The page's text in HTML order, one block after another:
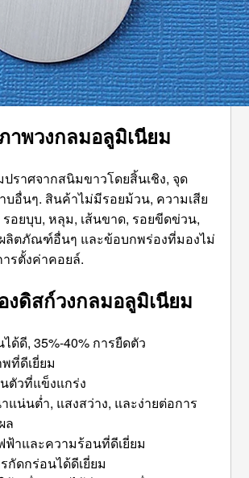
พวงกลมอลูมิเนียม
ราศจากสนิมขาวโดยสิ้นเชิง, จุด
บอื่นๆ. สินค้าไม่มีรอยม้วน, ความเสีย
อยบุบ, หลุม, เส้นขาด, รอยขีดข่วน,
ลิตภัณฑ์อื่นๆ และข้อบกพร่องที่มองไม่
รตั้งค่าคอยล์.
ดิสก์วงกลมอลูมิเนียม
ด้ดี, 35%-40% การยืดตัว
ที่ดีเยี่ยม
ตัวที่แข็งแกร่ง
แน่นต่ำ, แสงสว่าง, และง่ายต่อการ
ล
ฟ้าและความร้อนที่ดีเยี่ยม
กัดกร่อนได้ดีเยี่ยม